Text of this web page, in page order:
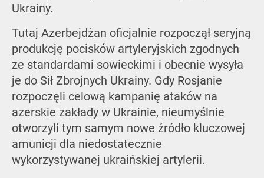
Ukrainy.
Tutaj Azerbejdżan oficjalnie rozpoczął seryjną
produkcję pocisków artyleryjskich zgodnych
ze standardami sowieckimi i obecnie wysyła
je do Sił Zbrojnych Ukrainy. Gdy Rosjanie
rozpoczęli celową kampanię ataków na
azerskie zakłady w Ukrainie, nieumyślnie
otworzyli tym samym nowe źródło kluczowej
amunicji dla niedostatecznie
wykorzystywanej ukraińskiej artylerii.